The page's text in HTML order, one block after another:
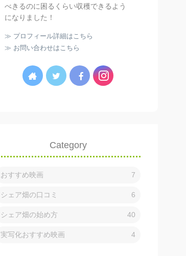
べきるのに困るくらい収穫できるよう
になりました！
≫ プロフィール詳細はこちら
≫ お問い合わせはこちら
Category
おすすめ映画 7
シェア畑の口コミ 6
シェア畑の始め方 40
実写化おすすめ映画 4